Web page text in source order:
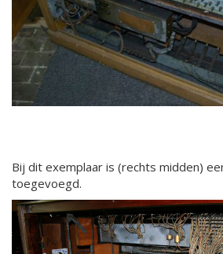
Bij dit exemplaar is (rechts midden)
toegevoegd.